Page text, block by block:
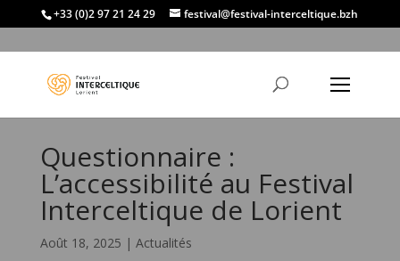
+33 (0)2 97 21 24 29 festival@festival-interceltique.bzh
Questionnaire :
L’accessibilité au Festival
Interceltique de Lorient
Août 18, 2025 | Actualités